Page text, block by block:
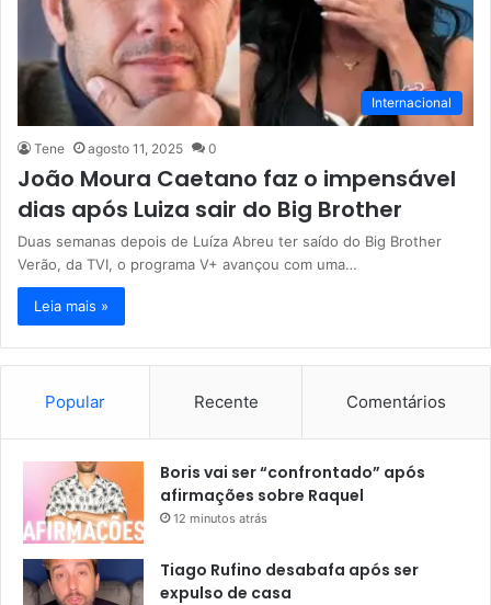
Internacional
Tene agosto 11, 2025 0
João Moura Caetano faz o impensável
dias após Luiza sair do Big Brother
Duas semanas depois de Luíza Abreu ter saído do Big Brother
Verão, da TVI, o programa V+ avançou com uma…
Leia mais »
Popular Recente Comentários
Boris vai ser “confrontado” após
afirmações sobre Raquel
12 minutos atrás
Tiago Rufino desabafa após ser
expulso de casa